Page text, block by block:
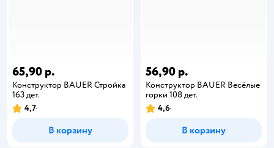
65,90 р.
Конструктор BAUER Стройка
163 дет.
4,7
В корзину
56,90 р.
Конструктор BAUER Весёлые
горки 108 дет.
4,6
В корзину